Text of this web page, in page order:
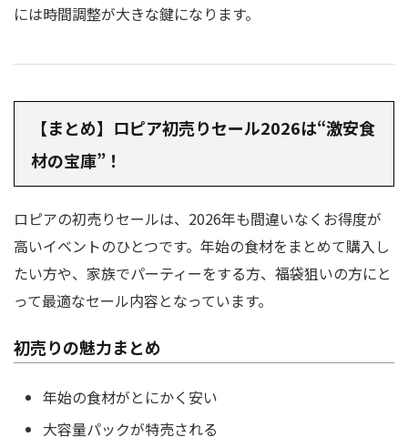
には時間調整が大きな鍵になります。
【まとめ】ロピア初売りセール2026は“激安食
材の宝庫”！
ロピアの初売りセールは、2026年も間違いなくお得度が
高いイベントのひとつです。年始の食材をまとめて購入し
たい方や、家族でパーティーをする方、福袋狙いの方にと
って最適なセール内容となっています。
初売りの魅力まとめ
年始の食材がとにかく安い
大容量パックが特売される